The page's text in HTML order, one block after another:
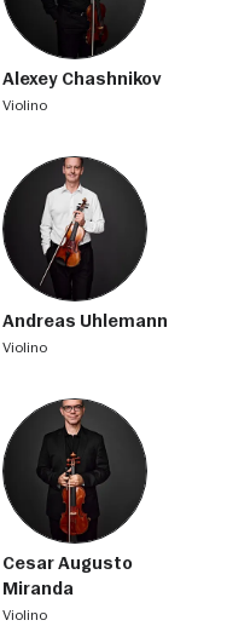
Alexey Chashnikov
violino
Andreas Uhlemann
violino
Cesar Augusto
Miranda
violino